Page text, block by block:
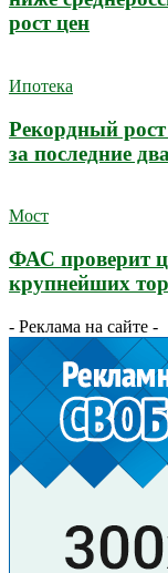
рост цен
Ипотека
Рекордный
за последние
Мост
ФАС проверит
крупнейших
- Реклама на сайте -